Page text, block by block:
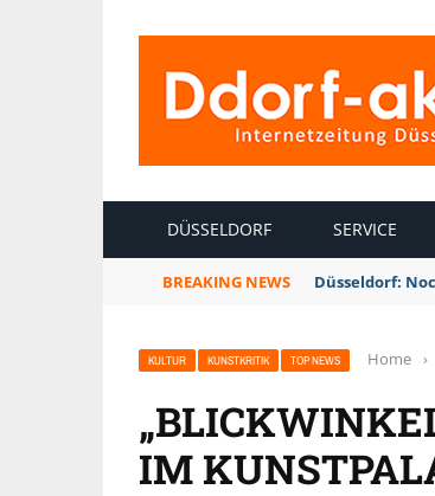
DÜSSELDORF SERVICE
BREAKING NEWS Düsseldorf:
KULTUR KUNSTKRITIK TOP NEWS Home ›
IM